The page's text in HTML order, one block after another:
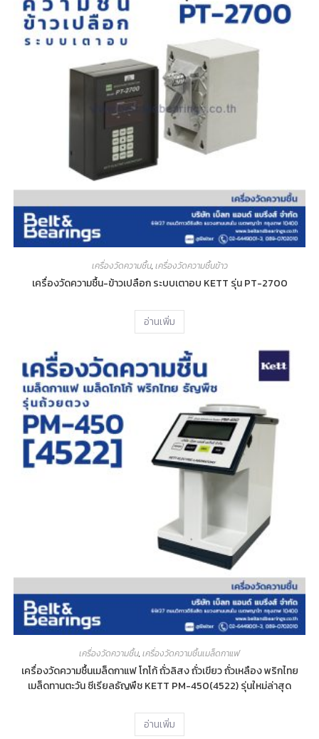
เครื่องวัดความชื้น,เครื่องวัดความชื้นข้าว
เครื่องวัดความชื้น-ข้าวเปลือก ระบบเตาอบ KETT รุ่น PT-2700
อ่านเพิ่ม
เครื่องวัดความชื้น,เครื่องวัดความชื้นเมล็ดกาแฟ
เครื่องวัดความชื้นเมล็ดกาแฟ โกโก้ ถั่วลิสง ถั่วเขียว ถั่วเหลือง พริกไทย
เมล็ดทานตะวัน ซีเรียลธัญพืช KETT PM-450(4522) รุ่นใหม่ล่าสุด
อ่านเพิ่ม